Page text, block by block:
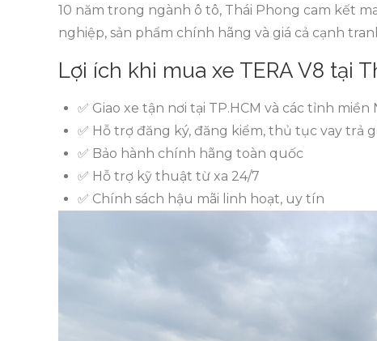
10 năm trong ngành ô tô, Thái Phong cam kết
nghiệp, sản phẩm chính hãng và giá cả cạnh
Lợi ích khi mua xe TERA V8 tại
✅ Giao xe tận nơi tại TP.HCM và các tỉnh miền
✅ Hỗ trợ đăng ký, đăng kiểm, thủ tục vay trả
✅ Bảo hành chính hãng toàn quốc
✅ Hỗ trợ kỹ thuật từ xa 24/7
✅ Chính sách hậu mãi linh hoạt, uy tín